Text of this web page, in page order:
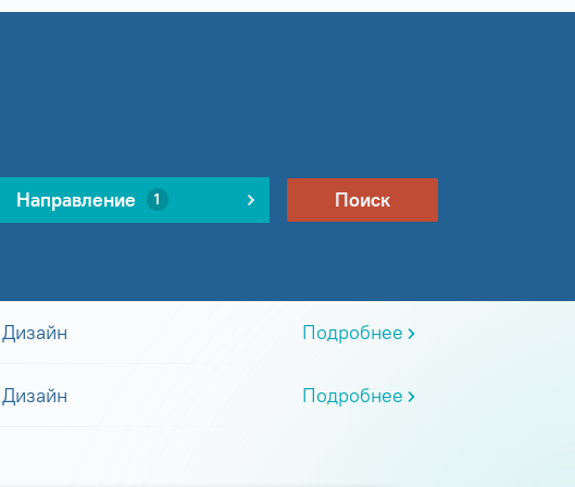
Направление 1 Поиск
Дизайн Подробнее
Дизайн Подробнее